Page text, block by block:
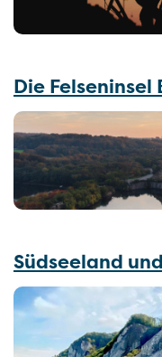
Die Felseninsel
Südseeland